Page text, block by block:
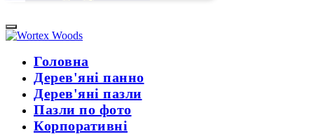
Головна
Дерев'яні панно
Дерев'яні пазли
Пазли по фото
Корпоративні